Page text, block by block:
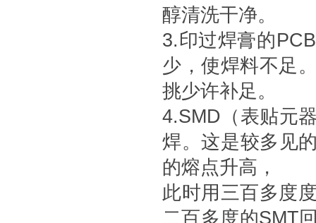
醇清洗干净。
3.印过焊膏的
少，使焊料不足
挑少许补足。
4.SMD（表贴元
焊。这是较多见
的熔点升高，
此时用三百多度
二百多度的SMT